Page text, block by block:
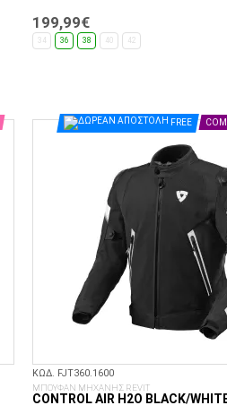
199,99€
34 36 38 40 42
FREE
ΚΩΔ. FJT360.1600
ΜΠΟΥΦΑΝ ΜΗΧΑΝΗΣ REVIT
CONTROL AIR H2O BLACK/